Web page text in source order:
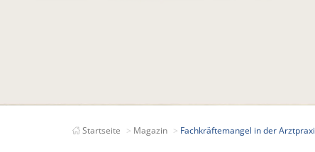
Startseite Magazin Fachkräftemangel in der